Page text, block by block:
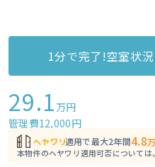
1分で完了!空室状
29.1 万円
管理費12,000円
適用で最大2年間4.8
本物件のヘヤワリ適用可否については